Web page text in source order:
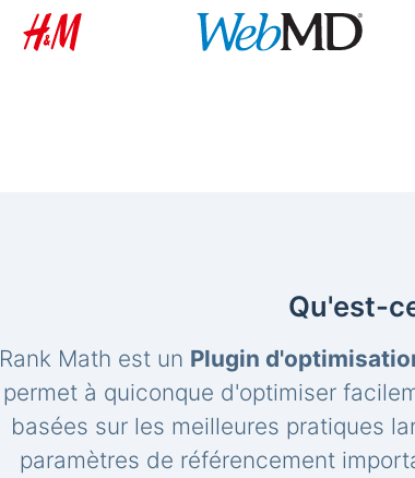
Qu'est-
Rank Math est un Plugin
permet à quiconque d'optimiser
basées sur les meilleures pratiques
paramètres de référencement